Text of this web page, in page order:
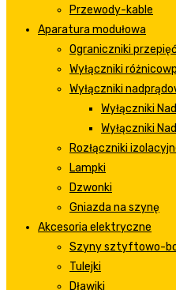
Przewody-kable
Aparatura modułowa
Ograniczniki przepięć
Wyłączniki
Wyłączniki
Wyłączniki
Wyłączniki
Rozłączniki
Lampki
Dzwonki
Gniazda na szynę
Akcesoria elektryczne
Szyny sztyftowo-
Tulejki
Dławiki